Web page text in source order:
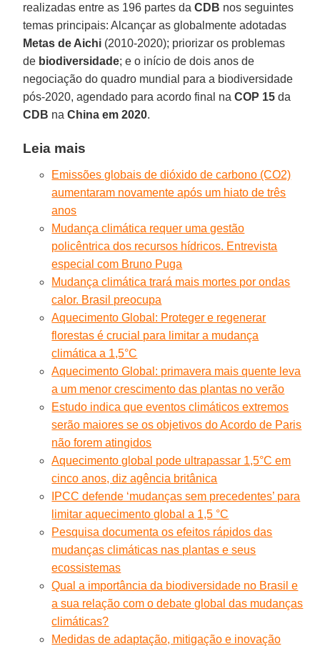
realizadas entre as 196 partes daCDB nos seguintes
temas principais: Alcançar as globalmente adotadas
Metas de Aichi (2010-2020); priorizar os problemas
de biodiversidade; e o início de dois anos de
negociação do quadro mundial para a biodiversidade
pós-2020, agendado para acordo final naCOP 15da
CDB na China em 2020.
Leia mais
Emissões globais de dióxido de carbono (CO2)
aumentaram novamente após um hiato de três
anos
Mudança climática requer uma gestão
policêntrica dos recursos hídricos. Entrevista
especial com Bruno Puga
Mudança climática trará mais mortes por ondas
calor. Brasil preocupa
Aquecimento Global: Proteger e regenerar
florestas é crucial para limitar a mudança
climática a 1,5°C
Aquecimento Global: primavera mais quente leva
a um menor crescimento das plantas no verão
Estudo indica que eventos climáticos extremos
serão maiores se os objetivos do Acordo de Paris
não forem atingidos
Aquecimento global pode ultrapassar 1,5°C em
cinco anos, diz agência britânica
IPCC defende ‘mudanças sem precedentes’ para
limitar aquecimento global a 1,5 °C
Pesquisa documenta os efeitos rápidos das
mudanças climáticas nas plantas e seus
ecossistemas
Qual a importância da biodiversidade no Brasil e
a sua relação com o debate global das mudanças
climáticas?
Medidas de adaptação, mitigação e inovação